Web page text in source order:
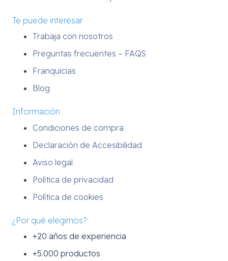
Te puede interesar
Trabaja con nosotros
Preguntas frecuentes – FAQS
Franquicias
Blog
Información
Condiciones de compra
Declaración de Accesibilidad
Aviso legal
Política de privacidad
Política de cookies
¿Por qué elegirnos?
+20 años de experiencia
+5.000 productos